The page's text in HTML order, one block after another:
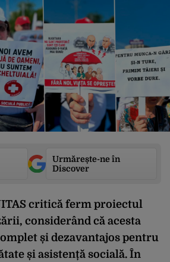
Urmărește-ne în
Discover
critică ferm proiectul
considerând că acesta
și dezavantajos pentru
și asistență socială. În